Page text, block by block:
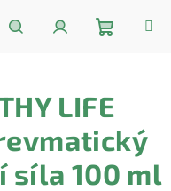
košík
LIFE
síla 100 ml